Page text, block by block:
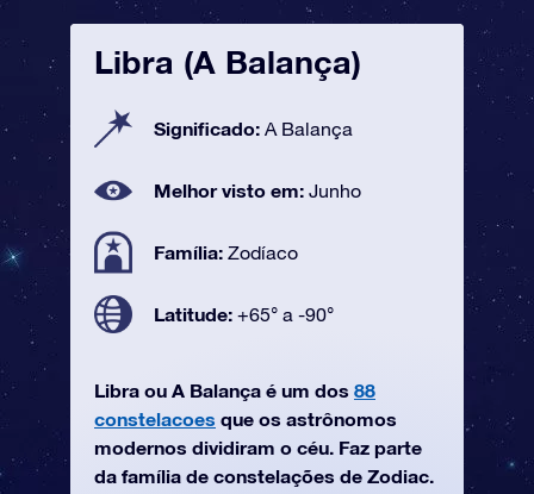
Libra (A Balança)
Significado: A Balança
Melhor visto em: Junho
Família: Zodíaco
Latitude: +65° a -90°
Libra ou A Balança é um dos 88
constelacoes que os astrônomos
modernos dividiram o céu. Faz parte
da família de constelações de Zodiac.